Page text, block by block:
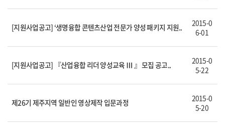
[지원사업공고] ‘생명융합 콘텐츠산업 전문가 양성 패키지 지원..
2015-0
6-01
[지원사업공고] 『산업융합 리더 양성교육 Ⅲ 』 모집 공고..
2015-0
5-22
제26기 제주지역 일반인 영상제작 입문과정
2015-0
5-20